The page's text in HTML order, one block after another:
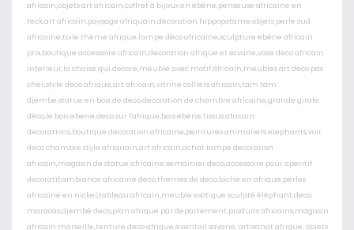
africain,objets art africain,coffret à bijoux en ébêne,penseuse africaine en
teck,art africain,paysage afriquain,décoration hippopotame,objets perle sud
africaine,toile thème afrique,lampe déco africaine,sculpture ebène africain
prix,boutique accessoire africain,decoration afrique et savane,vase deco africain
interieur,la chaise qui decore,meuble avec motif africain,meubles art deco pas
cher,style deco afrique,art africain,vitrine colliers africain,tam tam
djembe,statue en bois de deco,decoration de chambre africaine,grande girafe
déco,le bois ebene,deco sur l'afrique,bois ébène,tissus africain.
decorations,boutique decoration africaine,peintures animaliers elephants,voir
deco chambre style afriquain,art africain,achat lampe decoration
africain,magasin de statue africaine,semainier deco,accessoire pour aperitif
decoratif,ambiance africaine deco,themes de deco,biche en afrique,perles
africaine en nickel,tableau africain,meuble exotique sculpté éléphant,deco
maracas,djembé deco,plan afrique par departement,produits africains,magasin
africain marseille,tenture deco afrique,éventail savane, artisanat afrique. objets